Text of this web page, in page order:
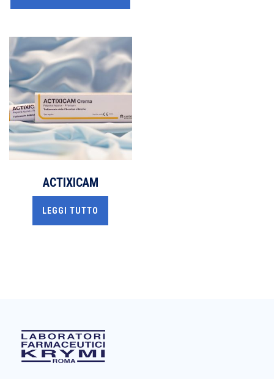
ACTIXICAM
LEGGI TUTTO